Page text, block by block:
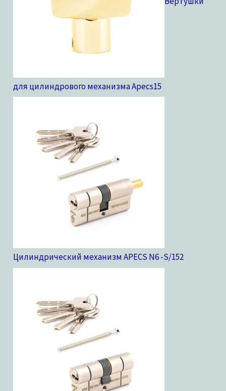
для цилиндрового механизма Apecs15
Цилиндрический механизм APECS N6 -S/152